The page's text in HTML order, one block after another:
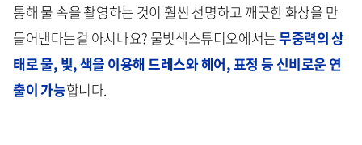
통해 물 속을 촬영하는 것이 훨씬 선명하고 깨끗한 화상을 만
들어낸다는걸 아시나요? 물빛색스튜디오에서는무중력의 상
태로 물, 빛, 색을 이용해 드레스와 헤어, 표정 등 신비로운 연
출이 가능합니다.